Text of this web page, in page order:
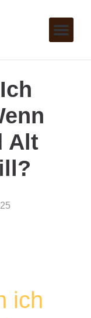
Alt
ich